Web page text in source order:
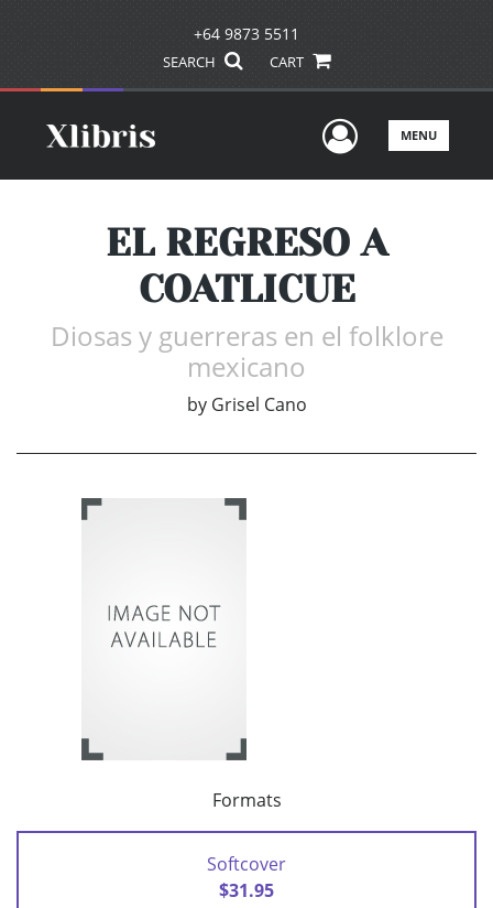
+64 9873 5511
SEARCH CART
UserMENU
EL REGRESO A
COATLICUE
Diosas y guerreras en el folklore
mexicano
by Grisel Cano
Formats
Softcover
$31.95